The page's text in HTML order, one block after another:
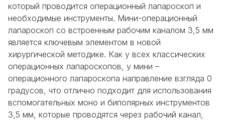
который проводится операционный лапароскоп и
необходимые инструменты. Мини-операционный
лапароскоп со встроенным рабочим каналом 3,5 мм
является ключевым элементом в новой
хирургической методике. Как у всех классических
операционных лапароскопов, у мини –
операционного лапароскопа направление взгляда 0
градусов, что отлично подходит для использования
вспомогательных моно и биполярных инструментов
3,5 мм, которые проводятся через рабочий канал,